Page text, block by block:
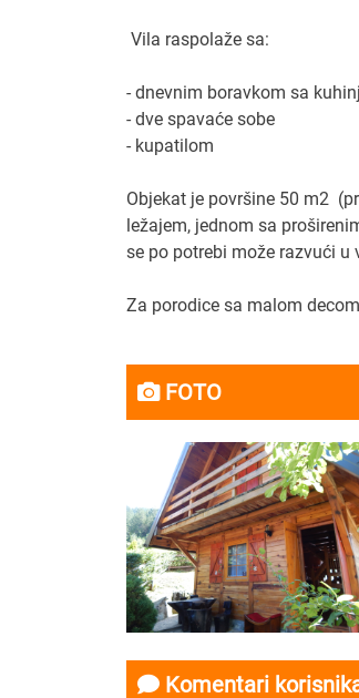
Vila raspolaže sa:
- dnevnim boravkom sa
- dve spavaće sobe
- kupatilom
Objekat je površine 50 m2
ležajem, jednom sa
se po potrebi može razvući u
Za porodice sa malom
FOTO
Komentari